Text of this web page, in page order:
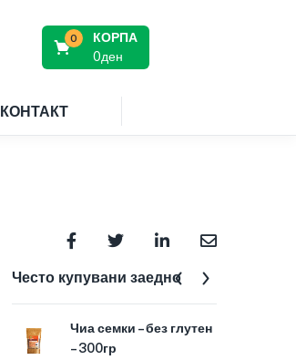
КОРПА
0
0ден
КОНТАКТ
Често купувани заедно
Чиа семки – без глутен
– 300гр